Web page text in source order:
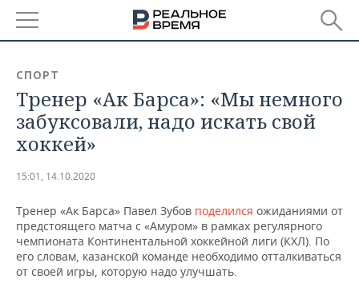
БАШКОРТОСТАН
ТАТАРСТАН
НОВОСТИ
АНАЛИТИКА
ДЕКЛАРАЦИИ О ДОХОДАХ
КОРОЛИ ГОСЗАКАЗА ПФО
ВУЗЫ ТАТАРСТАНА
НОВОСТИ ЭКОНОМИКИ
ФИНАНСЫ
БАНКИ
ПРОМЫШЛЕННОСТЬ
НОВОСТИ
ПРОМЫШЛЕННОСТИ
НЕДВИЖИМОСТЬ
НОВОСТИ НЕДВИЖИМОСТИ
АВТО
СПОРТ
Тренер «Ак Барса»: «Мы немного
забуксовали, надо искать свой
хоккей»
15:01, 14.10.2020
Тренер «Ак Барса» Павел Зубов поделился ожиданиями от
предстоящего матча с «Амуром» в рамках регулярного
чемпионата Континентальной хоккейной лиги (КХЛ). По
его словам, казанской команде необходимо отталкиваться
от своей игры, которую надо улучшать.